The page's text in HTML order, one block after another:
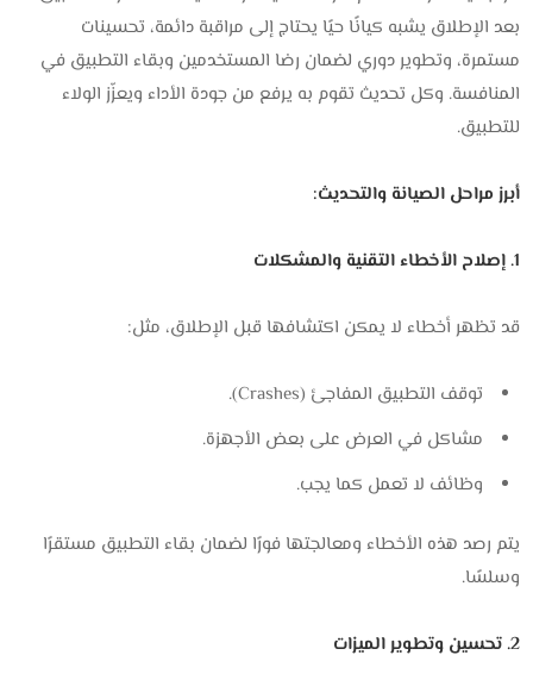
بعد الإطلاق يشبه كيانًا حيًا يحتاج إلى مراقبة دائمة، تحسينات
مستمرة، وتطوير دوري لضمان رضا المستخدمين وبقاء التطبيق في
المنافسة. وكل تحديث تقوم به يرفع من جودة الأداء ويعزّز الولاء
للتطبيق.
أبرز مراحل الصيانة والتحديث:
1. إصلاح الأخطاء التقنية والمشكلات
قد تظهر أخطاء لا يمكن اكتشافها قبل الإطلاق، مثل:
توقف التطبيق المفاجئ (Crashes).
مشاكل في العرض على بعض الأجهزة.
وظائف لا تعمل كما يجب.
يتم رصد هذه الأخطاء ومعالجتها فورًا لضمان بقاء التطبيق مستقرًا
وسلسًا.
2. تحسين وتطوير الميزات